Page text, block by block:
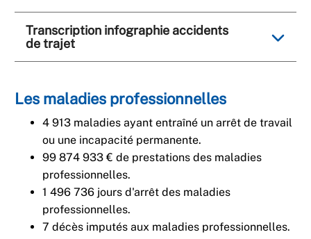
Transcription infographie accidents
de trajet
Les maladies professionnelles
4 913 maladies ayant entraîné un arrêt de travail
ou une incapacité permanente.
99 874 933 € de prestations des maladies
professionnelles.
1 496 736 jours d'arrêt des maladies
professionnelles.
7 décès imputés aux maladies professionnelles.